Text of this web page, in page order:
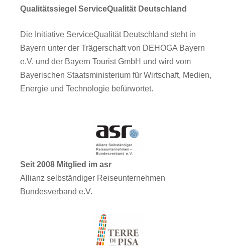
Qualitätssiegel ServiceQualität Deutschland
Die Initiative ServiceQualität Deutschland steht in
Bayern unter der Trägerschaft von DEHOGA Bayern
e.V. und der Bayern Tourist GmbH und wird vom
Bayerischen Staatsministerium für Wirtschaft, Medien,
Energie und Technologie befürwortet.
Seit 2008 Mitglied im asr
Allianz selbständiger Reiseunternehmen
Bundesverband e.V.